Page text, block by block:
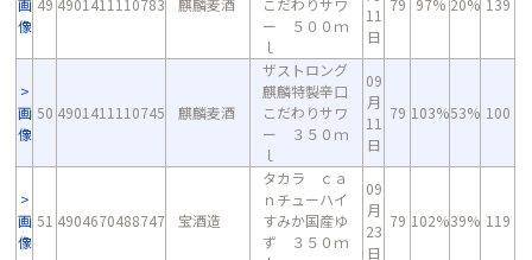
画
像
49 4901411110783 麒麟麦酒
こだわりサワ
ー ５００ｍ
ｌ
11
日
79 97% 20% 139
画
像
50 4901411110745 麒麟麦酒
ザストロング
麒麟特製辛口
こだわりサワ
ー ３５０ｍ
ｌ
09
月
11
日
79 103%53% 100
画
像
51 4904670488747 宝酒造
タカラ ｃａ
ｎチューハイ
すみか国産ゆ
ず ３５０ｍ
09
月
23
日
79 102%39% 119